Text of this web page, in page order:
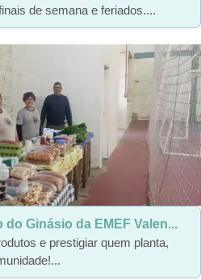
de semana e feriados....
Ginásio da EMEF Valen...
e prestigiar quem planta,